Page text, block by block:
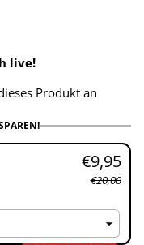
live!
Produkt an
€9,95
€20,00